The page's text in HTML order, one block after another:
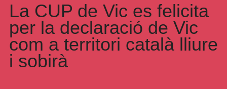
La CUP de Vic es felicita
per la declaració de Vic
com a territori català lliure
i sobirà